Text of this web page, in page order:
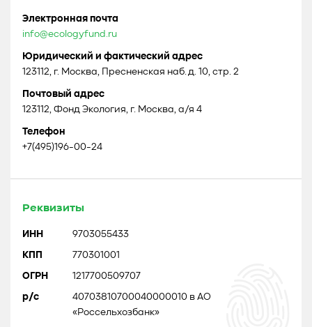
Электронная почта
info@ecologyfund.ru
Юридический и фактический адрес
123112, г. Москва, Пресненская наб. д. 10, стр. 2
Почтовый адрес
123112, Фонд Экология, г. Москва, а/я 4
Телефон
+7(495)196-00-24
Реквизиты
ИНН 9703055433
КПП 770301001
ОГРН 1217700509707
р/с
40703810700040000010 в АО
«Россельхозбанк»